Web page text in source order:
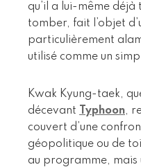
qu’il a lui-même déjà
tomber, fait l’objet
particulièrement
utilisé comme un
Kwak Kyung-taek,
décevant
Typhoon,
couvert d’une
géopolitique ou de
au programme,